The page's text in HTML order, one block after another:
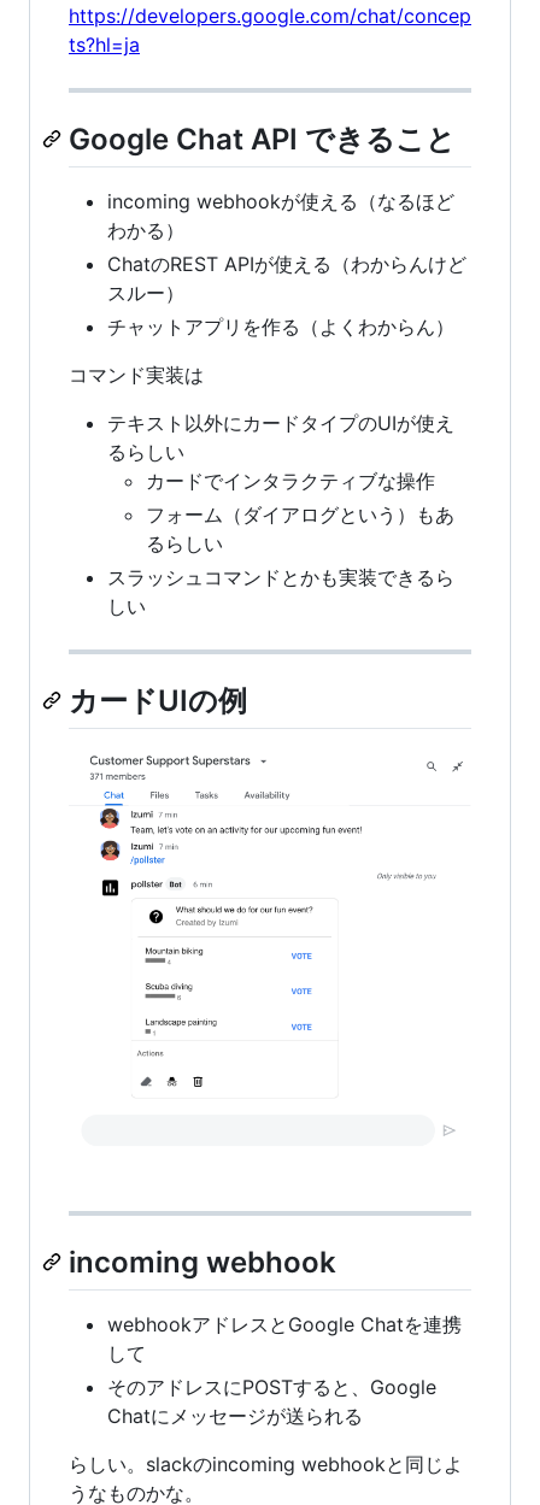
https://developers.google.com/chat/concep
ts?hl=ja
Google Chat API できること
incoming webhookが使える（なるほど
わかる）
ChatのREST APIが使える（わからんけど
スルー）
チャットアプリを作る（よくわからん）
コマンド実装は
テキスト以外にカードタイプのUIが使え
るらしい
カードでインタラクティブな操作
フォーム（ダイアログという）もあ
るらしい
スラッシュコマンドとかも実装できるら
しい
カードUIの例
incoming webhook
webhookアドレスとGoogle Chatを連携
して
そのアドレスにPOSTすると、Google
Chatにメッセージが送られる
らしい。slackのincoming webhookと同じよ
うなものかな。